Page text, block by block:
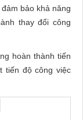
bảo khả năng
thay đổi công
hoàn thành tiến
tiến độ công việc